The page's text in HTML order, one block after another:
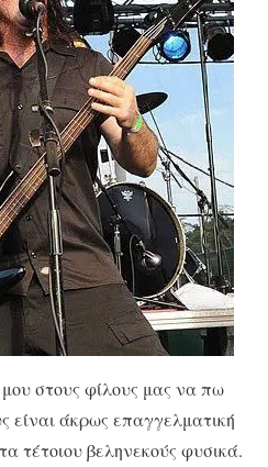
στους φίλους μας να πω
είναι άκρως επαγγελματική
τέτοιου βεληνεκούς φυσικά.